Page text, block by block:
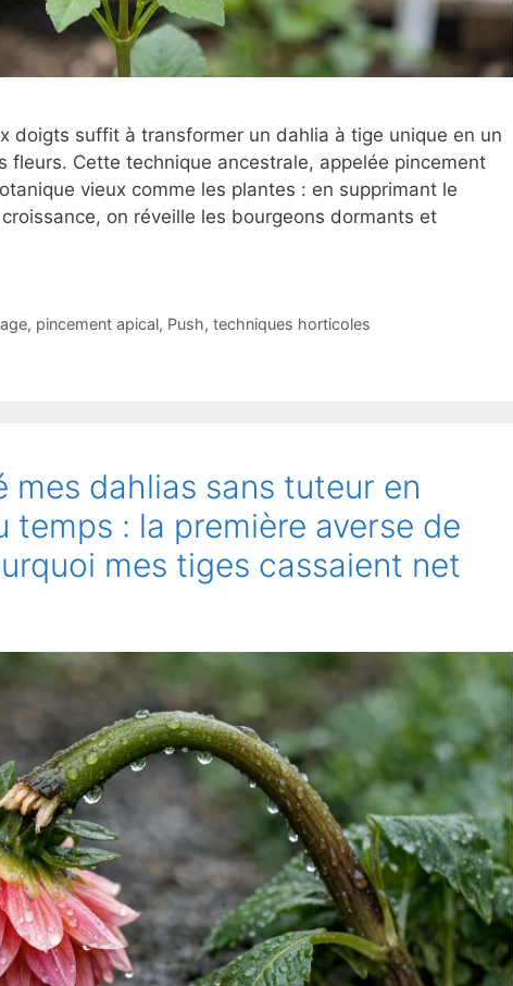
doigts suffit à transformer un dahlia à tige unique en un
fleurs. Cette technique ancestrale, appelée pincement
vieux comme les plantes : en supprimant le
on réveille les bourgeons dormants et
, pincement apical, Push, techniques horticoles
mes dahlias sans tuteur en
temps : la première averse de
mes tiges cassaient net